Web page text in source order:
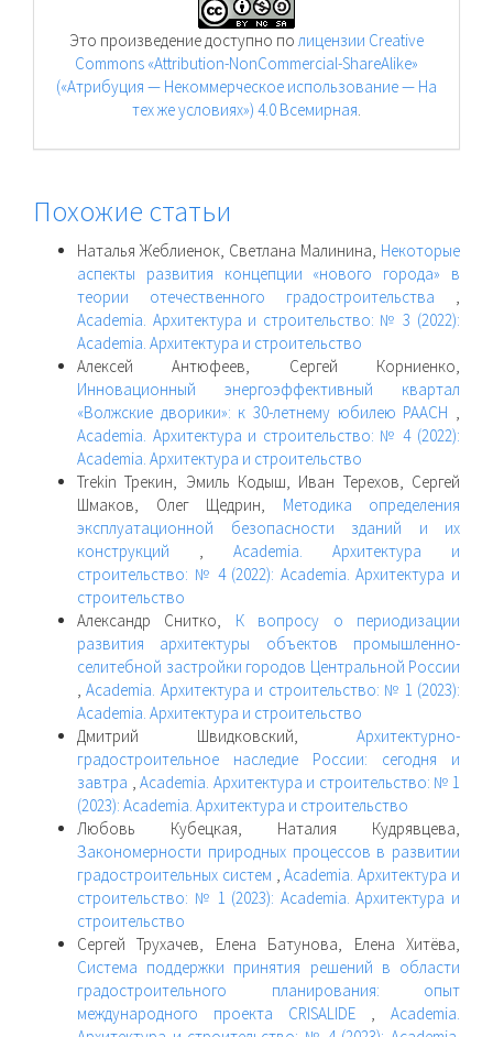
Это произведение доступно полицензии Creative
Commons «Attribution-NonCommercial-ShareAlike»
(«Атрибуция — Некоммерческое использование — На
тех же условиях») 4.0 Всемирная.
Похожие статьи
Наталья Жеблиенок, Светлана Малинина, Некоторые
аспекты развития концепции «нового города» в
теории отечественного градостроительства ,
Academia. Архитектура и строительство: № 3 (2022):
Academia. Архитектура и строительство
Алексей Антюфеев, Сергей Корниенко,
Инновационный энергоэффективный квартал
«Волжские дворики»: к 30-летнему юбилею РААСН ,
Academia. Архитектура и строительство: № 4 (2022):
Academia. Архитектура и строительство
Trekin Трекин, Эмиль Кодыш, Иван Терехов, Сергей
Шмаков, Олег Щедрин, Методика определения
эксплуатационной безопасности зданий и их
конструкций , Academia. Архитектура и
строительство: № 4 (2022): Academia. Архитектура и
строительство
Александр Снитко, К вопросу о периодизации
развития архитектуры объектов промышленно-
селитебной застройки городов Центральной России
,Academia. Архитектура и строительство: № 1 (2023):
Academia. Архитектура и строительство
Дмитрий Швидковский, Архитектурно-
градостроительное наследие России: сегодня и
завтра , Academia. Архитектура и строительство: № 1
(2023): Academia. Архитектура и строительство
Любовь Кубецкая, Наталия Кудрявцева,
Закономерности природных процессов в развитии
градостроительных систем ,Academia. Архитектура и
строительство: № 1 (2023): Academia. Архитектура и
строительство
Сергей Трухачев, Елена Батунова, Елена Хитёва,
Система поддержки принятия решений в области
градостроительного планирования: опыт
международного проекта CRISALIDE , Academia.